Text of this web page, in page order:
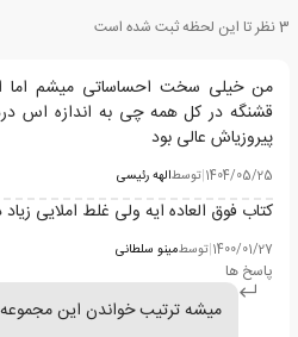
3نظر تا این لحظه ثبت شده است
من خیلی سخت احساساتی میشم اما
قشنگه در کل همه چی به اندازه
پیروزیاش عالی بود
1404/05/25
|توسطالهه رئیسی
کتاب فوق العاده ایه ولی غلط املایی زیاد
1400/01/27
|توسطمینو سلطانی
پاسخ ها
میشه ترتیب خواندن این